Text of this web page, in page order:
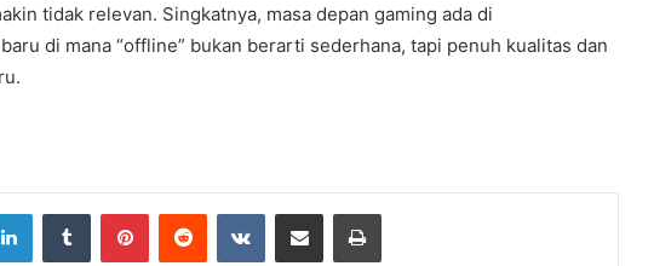
tidak relevan. Singkatnya, masa depan gaming ada di
di mana “offline” bukan berarti sederhana, tapi penuh kualitas dan